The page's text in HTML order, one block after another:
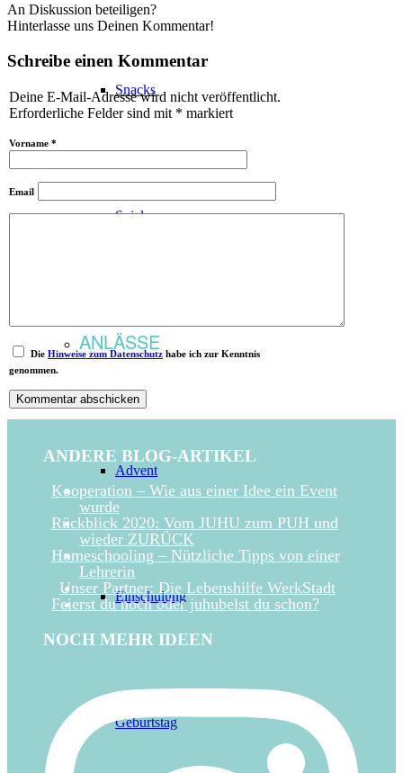
Snacks
Spiele
ANLÄSSE
Advent
Einschulung
Geburtstag
An Diskussion beteiligen?
Hinterlasse uns Deinen Kommentar!
Schreibe einen Kommentar
Deine E-Mail-Adresse wird nicht veröffentlicht.
Erforderliche Felder sind mit * markiert
Vorname *
Email
Die Hinweise zum Datenschutz habe ich zur Kenntnis
genommen.
ANDERE BLOG-ARTIKEL
Kooperation – Wie aus einer Idee ein Event
wurde
Rückblick 2020: Vom JUHU zum PUH und
wieder ZURÜCK
Homeschooling – Nützliche Tipps von einer
Lehrerin
Unser Partner: Die Lebenshilfe WerkStadt
Feierst du noch oder juhubelst du schon?
NOCH MEHR IDEEN